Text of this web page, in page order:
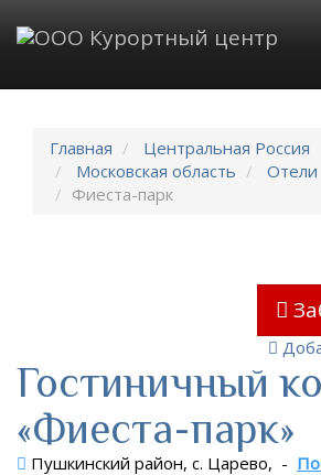
Главная
Центральная Россия
Московская область
Отели
Фиеста-парк
Гостиничный
«Фиеста-парк»
Пушкинский район, с. Царево, -